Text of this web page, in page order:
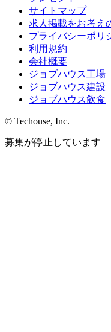
サイトマップ
求人掲載をお考え
プライバシーポリ
利用規約
会社概要
ジョブハウス工場
ジョブハウス建設
ジョブハウス飲食
© Techouse, Inc.
募集が停止しています